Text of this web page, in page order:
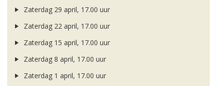
Zaterdag 29 april, 17.00 uur
Zaterdag 22 april, 17.00 uur
Zaterdag 15 april, 17.00 uur
Zaterdag 8 april, 17.00 uur
Zaterdag 1 april, 17.00 uur